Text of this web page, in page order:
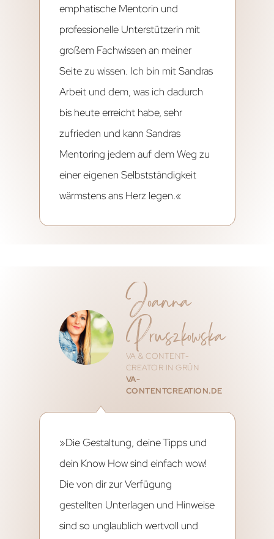
emphatische Mentorin und
professionelle Unterstützerin mit
großem Fachwissen an meiner
Seite zu wissen. Ich bin mit Sandras
Arbeit und dem, was ich dadurch
bis heute erreicht habe, sehr
zufrieden und kann Sandras
Mentoring jedem auf dem Weg zu
einer eigenen Selbstständigkeit
wärmstens ans Herz legen.«
»Die Gestaltung, deine Tipps und
dein Know How sind einfach wow!
Die von dir zur Verfügung
gestellten Unterlagen und Hinweise
sind so unglaublich wertvoll und
Joanna
Pruszkowska
VA & CONTENT-
CREATOR IN GRÜN
VA-
CONTENTCREATION.DE